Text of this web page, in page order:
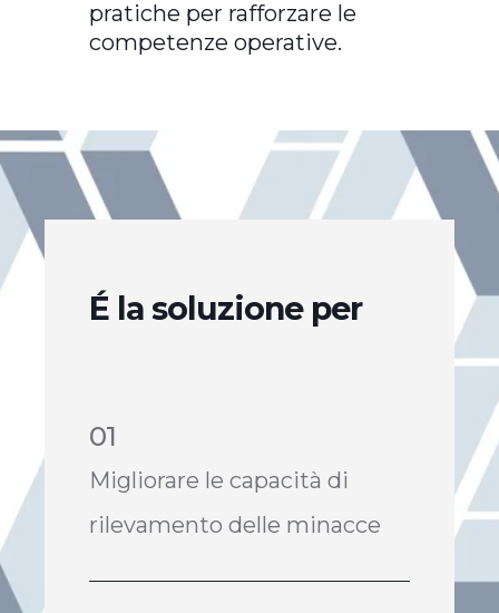
pratiche per rafforzare le
competenze operative.
É la soluzione per
01
Migliorare le capacità di
rilevamento delle minacce